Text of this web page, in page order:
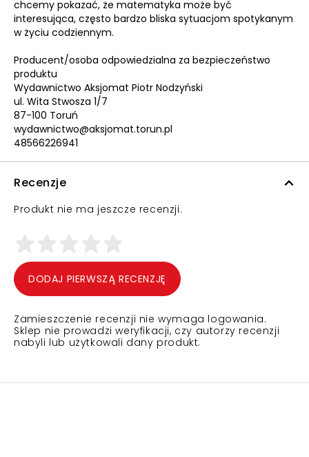
chcemy pokazać, że matematyka może być
interesująca, często bardzo bliska sytuacjom spotykanym
w życiu codziennym.
Producent/osoba odpowiedzialna za bezpieczeństwo
produktu
Wydawnictwo Aksjomat Piotr Nodzyński
ul. Wita Stwosza 1/7
87-100 Toruń
wydawnictwo@aksjomat.torun.pl
48566226941
Recenzje
Produkt nie ma jeszcze recenzji.
DODAJ PIERWSZĄ RECENZJĘ
Zamieszczenie recenzji nie wymaga logowania.
Sklep nie prowadzi weryfikacji, czy autorzy recenzji
nabyli lub użytkowali dany produkt.